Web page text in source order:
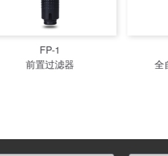
FL-1
全自动前置过滤器
全